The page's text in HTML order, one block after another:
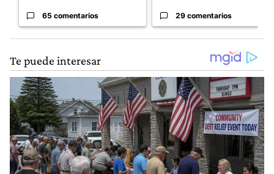
65 comentarios 29 comentarios